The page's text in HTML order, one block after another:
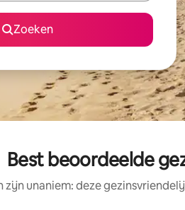
Zoeken
Best beoordeelde
zijn unaniem: deze